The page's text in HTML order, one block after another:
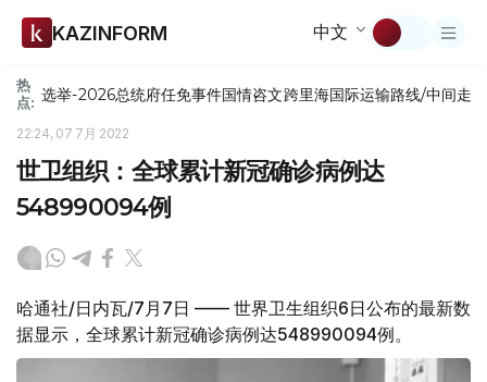
KAZINFORM 中文
热
点: 选举-2026总统府任免事件国情咨文跨里海国际运输路线/中间走廊
22:24, 07 7月 2022
世卫组织：全球累计新冠确诊病例达
548990094例
哈通社/日内瓦/7月7日 —— 世界卫生组织6日公布的最新数
据显示，全球累计新冠确诊病例达548990094例。